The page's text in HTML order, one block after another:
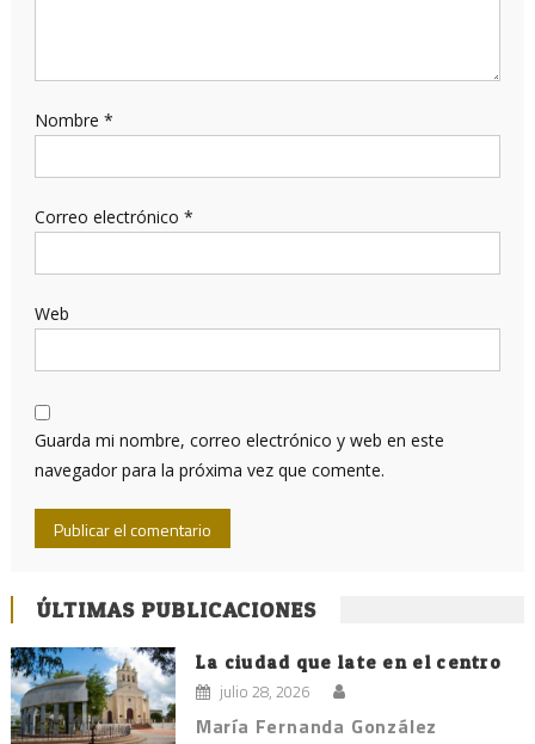
Nombre *
Correo electrónico *
Web
Guarda mi nombre, correo electrónico y web en este
navegador para la próxima vez que comente.
ÚLTIMAS PUBLICACIONES
La ciudad que late en el centro
julio 28, 2026
María Fernanda González